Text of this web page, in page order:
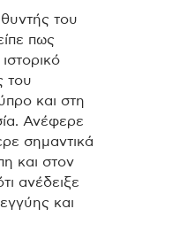
του
πως
του
και στη
Ανέφερε
σημαντικά
και στον
ανέδειξε
και